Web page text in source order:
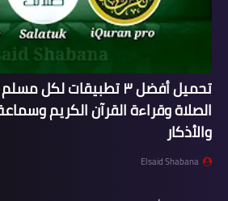
تحميل أفضل ٣ تطبيقات
الصلاة وقراءة القرآن الكريم
والأذكار
Elsaid Shabana